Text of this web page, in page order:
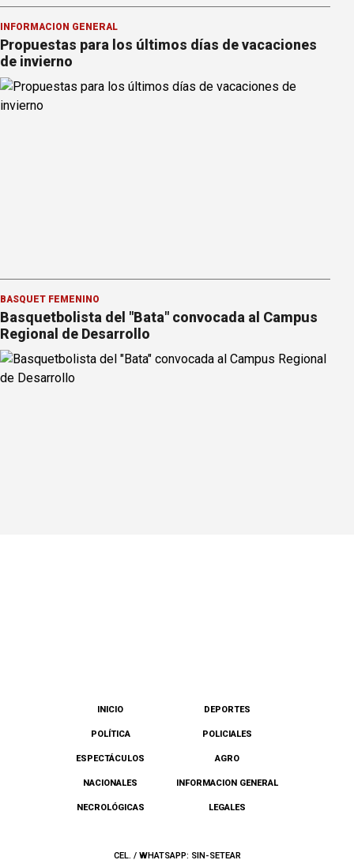
INFORMACION GENERAL
Propuestas para los últimos días de vacaciones
de invierno
BÁSQUET FEMENINO
Basquetbolista del "Bata" convocada al Campus
Regional de Desarrollo
INICIO DEPORTES
POLÍTICA POLICIALES
ESPECTÁCULOS AGRO
NACIONALES INFORMACION GENERAL
NECROLÓGICAS LEGALES
CEL. / WHATSAPP: SIN-SETEAR